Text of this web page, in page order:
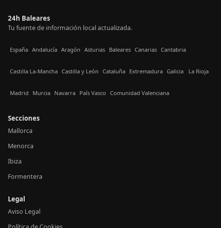
24h Baleares
Tu fuente de información local actualizada.
España Andalucía Aragón Asturias Baleares Canarias Cantabria
Castilla La-Mancha Castilla y León Cataluña Extremadura Galicia La Rioja
Madrid Murcia Navarra País Vasco Comunidad Valenciana
Secciones
Mallorca
Menorca
Ibiza
Formentera
Legal
Aviso Legal